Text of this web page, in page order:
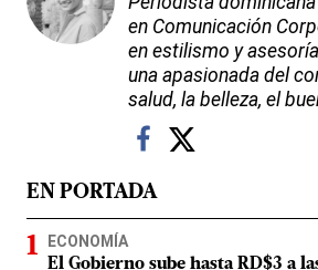
en Comunicación
en estilismo y
una apasionada del
salud, la belleza, el
EN PORTADA
ECONOMÍA
El Gobierno sube hasta RD$3 a